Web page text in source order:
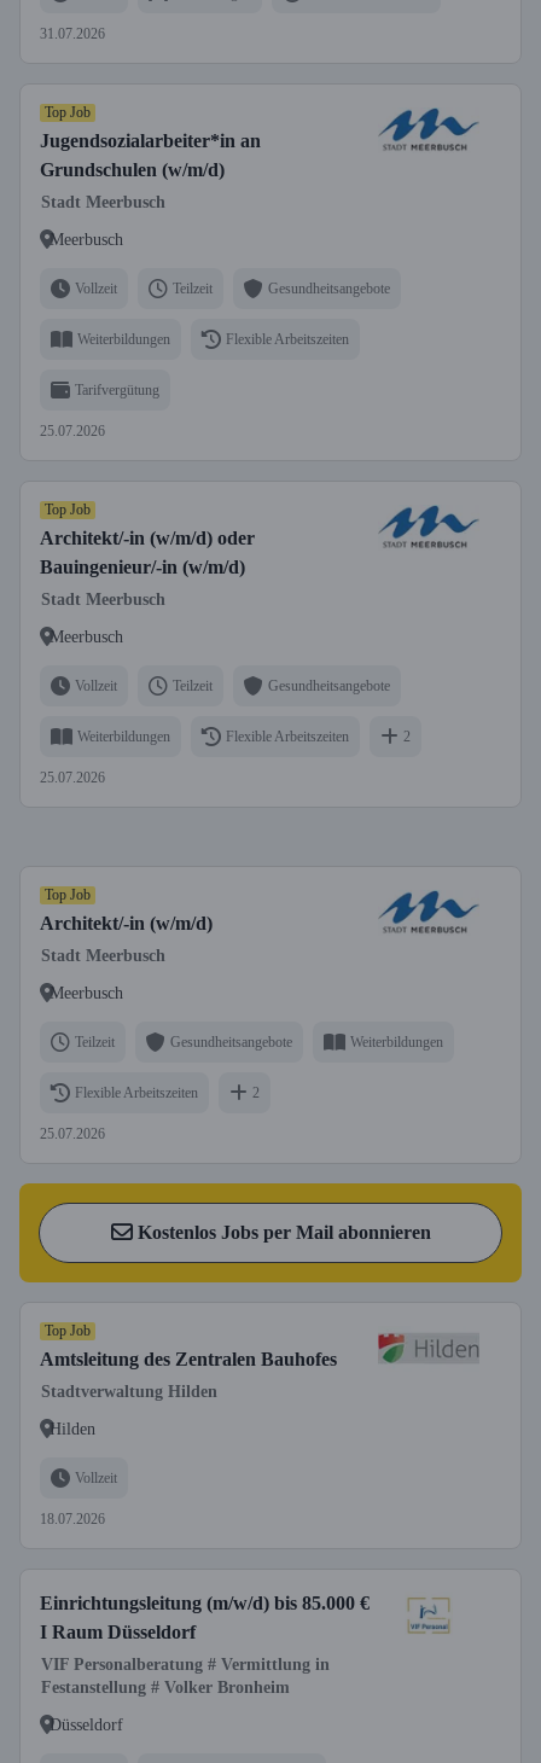
31.07.2026
Top Job
Jugendsozialarbeiter*in an
Grundschulen (w/m/d)
Stadt Meerbusch
Meerbusch
Vollzeit Teilzeit Gesundheitsangebote
Weiterbildungen Flexible Arbeitszeiten
Tarifvergütung
25.07.2026
Top Job
Architekt/-in (w/m/d) oder
Bauingenieur/-in (w/m/d)
Stadt Meerbusch
Meerbusch
Vollzeit Teilzeit Gesundheitsangebote
Weiterbildungen Flexible Arbeitszeiten 2
25.07.2026
Top Job
Architekt/-in (w/m/d)
Stadt Meerbusch
Meerbusch
Teilzeit Gesundheitsangebote Weiterbildungen
Flexible Arbeitszeiten 2
25.07.2026
Kostenlos Jobs per Mail abonnieren
Top Job
Amtsleitung des Zentralen Bauhofes
Stadtverwaltung Hilden
Hilden
Vollzeit
18.07.2026
Einrichtungsleitung (m/w/d) bis 85.000 €
I Raum Düsseldorf
VIF Personalberatung # Vermittlung in
Festanstellung # Volker Bronheim
Düsseldorf